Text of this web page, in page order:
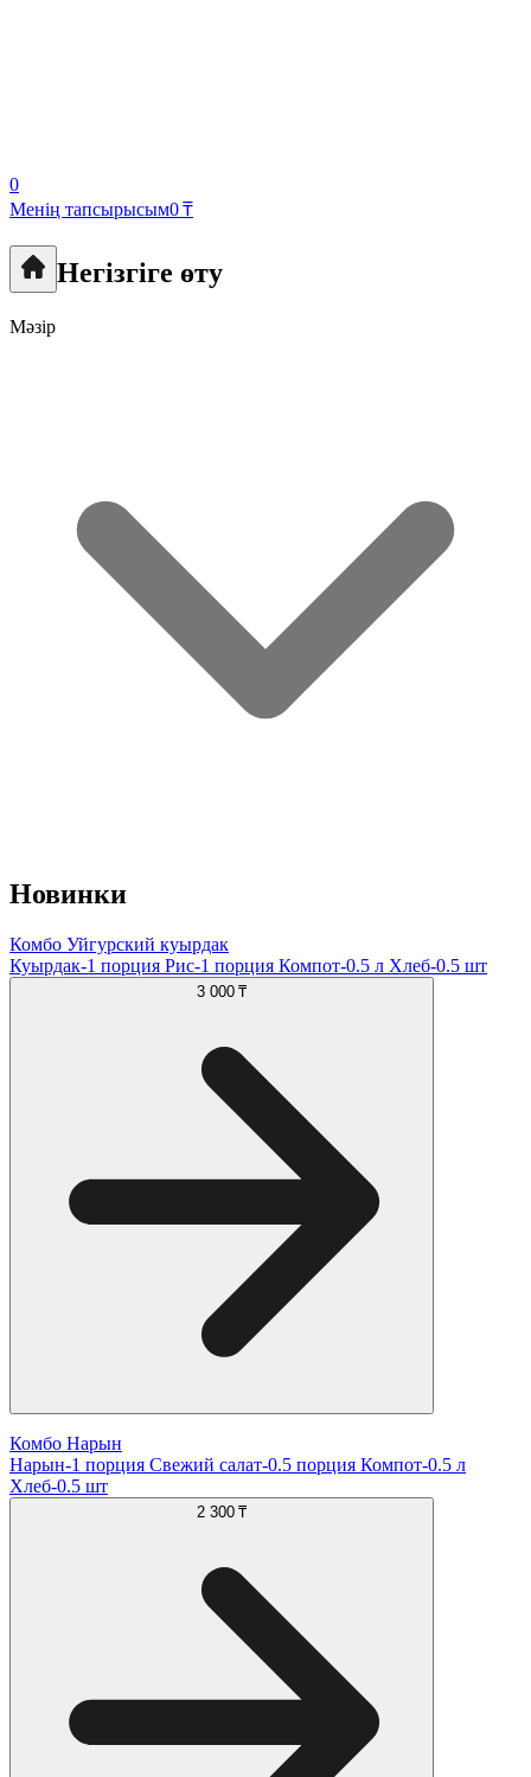
0
Менің тапсырысым0 ₸
Негізгіге өту
Мәзір
Новинки
Комбо Уйгурский куырдак
Куырдак-1 порция Рис-1 порция Компот-0.5 л Хлеб-0.5 шт
3 000 ₸
Комбо Нарын
Нарын-1 порция Свежий салат-0.5 порция Компот-0.5 л
Хлеб-0.5 шт
2 300 ₸